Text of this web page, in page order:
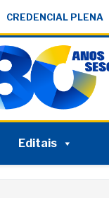
CREDENCIAL PLENA
Editais